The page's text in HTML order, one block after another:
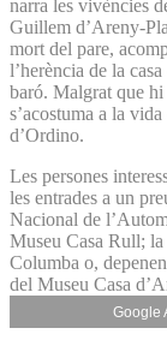
narra les vivències
Guillem d’Areny-
mort del pare,
l’herència de la
baró. Malgrat que
s’acostuma a la
d’Ordino.
Les persones
les entrades a un
Nacional de
Museu Casa Rull;
Columba o,
del Museu Casa
Google